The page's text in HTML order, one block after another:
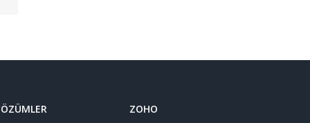
ZOHO